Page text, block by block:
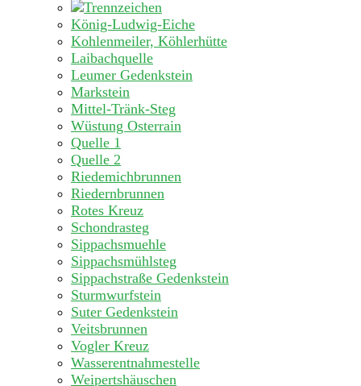
König-Ludwig-Eiche
Kohlenmeiler, Köhlerhütte
Laibachquelle
Leumer Gedenkstein
Markstein
Mittel-Tränk-Steg
Wüstung Osterrain
Quelle 1
Quelle 2
Riedemichbrunnen
Riedernbrunnen
Rotes Kreuz
Schondrasteg
Sippachsmuehle
Sippachsmühlsteg
Sippachstraße Gedenkstein
Sturmwurfstein
Suter Gedenkstein
Veitsbrunnen
Vogler Kreuz
Wasserentnahmestelle
Weipertshäuschen